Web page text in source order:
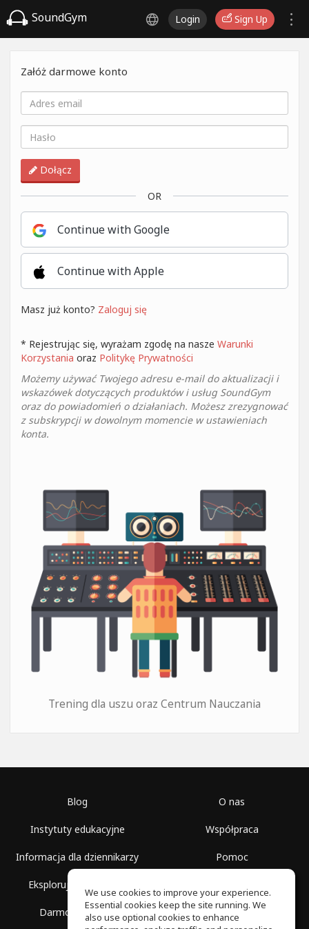
SoundGym Login Sign Up
Załóż darmowe konto
Dołącz
OR
Continue with Google
Continue with Apple
Masz już konto? Zaloguj się
* Rejestrując się, wyrażam zgodę na nasze Warunki
Korzystania oraz Politykę Prywatności
Możemy używać Twojego adresu e-mail do aktualizacji i
wskazówek dotyczących produktów i usług SoundGym
oraz do powiadomień o działaniach. Możesz zrezygnować
z subskrypcji w dowolnym momencie w ustawieniach
konta.
Trening dla uszu oraz Centrum Nauczania
Blog
Instytuty edukacyjne
Informacja dla dziennikarzy
Eksploruj przestrzenie
Darmowa szkoła
O nas
Współpraca
Pomoc
Polityka prywatności
We use cookies to improve your experience.
Essential cookies keep the site running. We
also use optional cookies to enhance